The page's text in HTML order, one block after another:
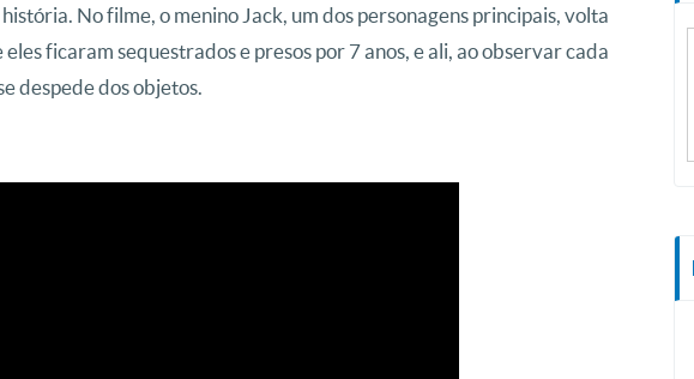
No filme, o menino Jack, um dos personagens principais, volta
eles ficaram sequestrados e presos por 7 anos, e ali, ao observar cada
despede dos objetos.